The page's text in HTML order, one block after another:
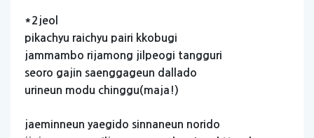
*2jeol
pikachyu raichyu pairi kkobugi
jammambo rijamong jilpeogi tangguri
seoro gajin saenggageun dallado
urineun modu chinggu(maja!)
jaeminneun yaegido sinnaneun norido